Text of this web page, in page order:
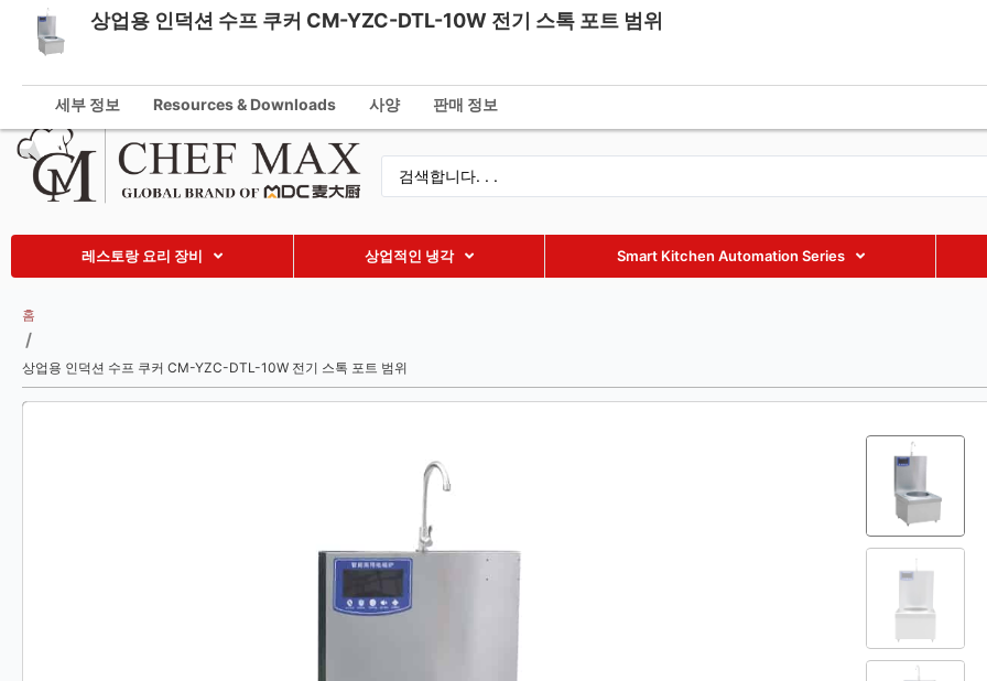
Korean
English
French
Spanish
Arabic
Thai
레스토랑 요리 장비 상업적인 냉각 Smart Kitchen Automation Series
홈
/
상업용 인덕션 수프 쿠커 CM-YZC-DTL-10W 전기 스톡 포트 범위
상업용 인덕션 수프 쿠커 CM-YZC-DTL-10W 전기 스톡 포트 범위
세부 정보 Resources & Downloads 사양 판매 정보